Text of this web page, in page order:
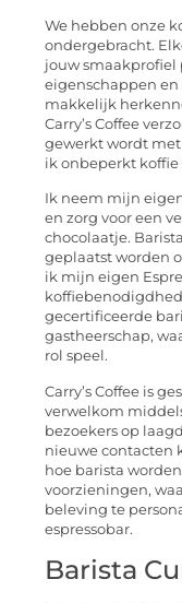
We hebben onze
ondergebracht.
jouw smaakprofiel
eigenschappen
makkelijk
Carry’s Coffee
gewerkt wordt
ik onbeperkt koffie
Ik neem mijn
en zorg voor een
chocolaatje.
geplaatst worden
ik mijn eigen
gecertificeerde
gastheerschap,
rol speel.
Carry’s Coffee is
verwelkom
bezoekers op
nieuwe contacten
hoe barista
voorzieningen,
beleving te
espressobar.
Barista